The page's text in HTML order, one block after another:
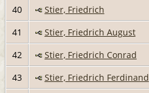
40
Stier, Friedrich
41
Stier, Friedrich August
42
Stier, Friedrich Conrad
43
Stier, Friedrich Ferdinand